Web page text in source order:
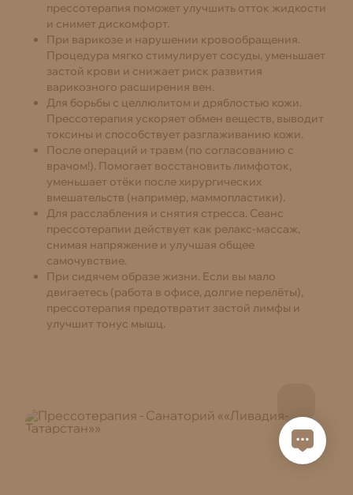
прессотерапия поможет улучшить отток жидкости
и снимет дискомфорт.
При варикозе и нарушении кровообращения.
Процедура мягко стимулирует сосуды, уменьшает
застой крови и снижает риск развития
варикозного расширения вен.
Для борьбы с целлюлитом и дряблостью кожи.
Прессотерапия ускоряет обмен веществ, выводит
токсины и способствует разглаживанию кожи.
После операций и травм (по согласованию с
врачом!). Помогает восстановить лимфоток,
уменьшает отёки после хирургических
вмешательств (например, маммопластики).
Для расслабления и снятия стресса. Сеанс
прессотерапии действует как релакс-массаж,
снимая напряжение и улучшая общее
самочувствие.
При сидячем образе жизни. Если вы мало
двигаетесь (работа в офисе, долгие перелёты),
прессотерапия предотвратит застой лимфы и
улучшит тонус мышц.